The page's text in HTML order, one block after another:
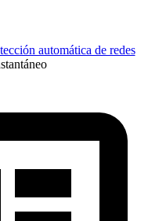
automática de redes